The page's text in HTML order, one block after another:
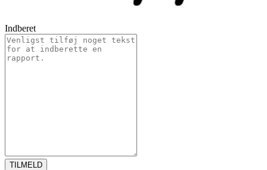
Indberet
TILMELD